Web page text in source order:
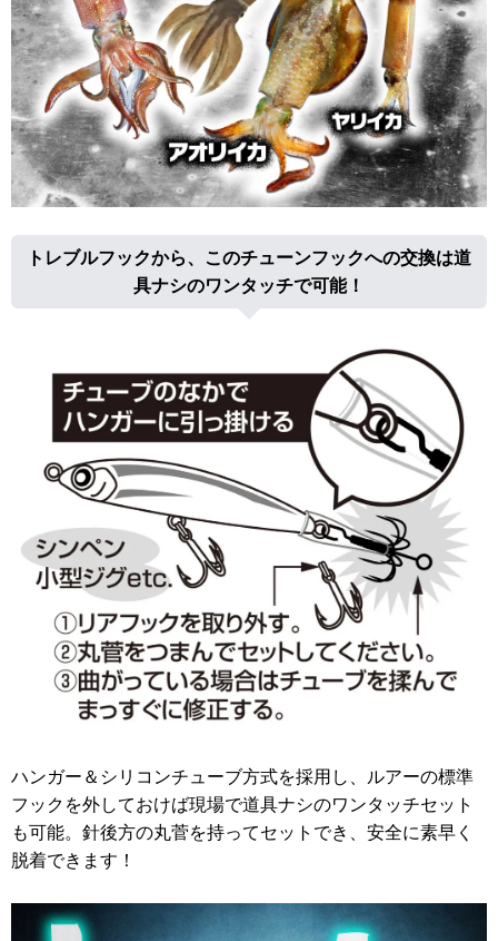
トレブルフックから、このチューンフックへの交換は道
具ナシのワンタッチで可能！
ハンガー＆シリコンチューブ方式を採用し、ルアーの標準
フックを外しておけば現場で道具ナシのワンタッチセット
も可能。針後方の丸菅を持ってセットでき、安全に素早く
脱着できます！